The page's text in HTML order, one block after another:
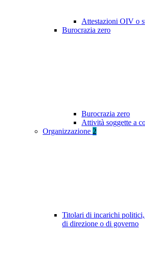
Attestazioni OIV o
Burocrazia zero
Burocrazia zero
Attività soggette a
Organizzazione 2
Titolari di incarichi
di direzione o di governo